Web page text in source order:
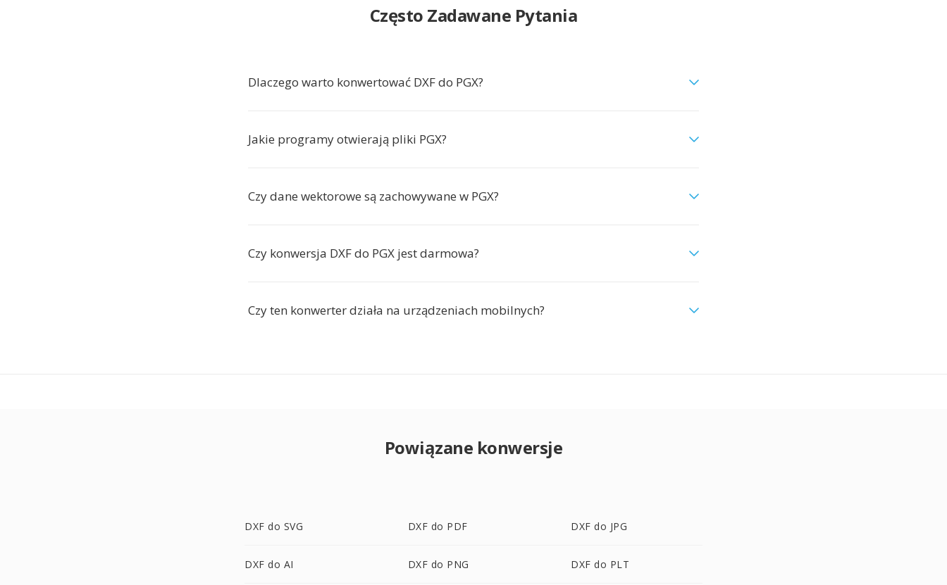
Często Zadawane Pytania
Dlaczego warto konwertować DXF do PGX?
Jakie programy otwierają pliki PGX?
Czy dane wektorowe są zachowywane w PGX?
Czy konwersja DXF do PGX jest darmowa?
Czy ten konwerter działa na urządzeniach mobilnych?
Powiązane konwersje
DXF do SVG DXF do PDF DXF do JPG
DXF do AI DXF do PNG DXF do PLT